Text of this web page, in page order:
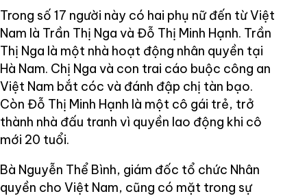
Trong số 17 người này có hai phụ nữ đến từ Việt
Nam là Trần Thị Nga và Đỗ Thị Minh Hạnh. Trần
Thị Nga là một nhà hoạt động nhân quyền tại
Hà Nam. Chị Nga và con trai cáo buộc công an
Việt Nam bắt cóc và đánh đập chị tàn bạo.
Còn Đỗ Thị Minh Hạnh là một cô gái trẻ, trở
thành nhà đấu tranh vì quyền lao động khi cô
mới 20 tuổi.
Bà Nguyễn Thể Bình, giám đốc tổ chức Nhân
quyền cho Việt Nam, cũng có mặt trong sự